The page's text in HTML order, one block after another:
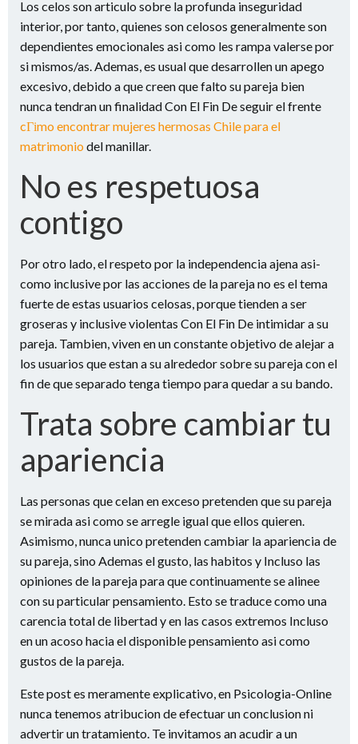
Los celos son arti­culo sobre la profunda inseguridad
interior, por tanto, quienes son celosos generalmente son
dependientes emocionales asi­ como les rampa valerse por
si mismos/as. Ademas, es usual que desarrollen un apego
excesivo, debido a que creen que falto su pareja bien
nunca tendran un finalidad Con El Fin De seguir el frente
cГіmo encontrar mujeres hermosas Chile para el
matrimoniodel manillar.
No es respetuosa
contigo
Por otro lado, el respeto por la independencia ajena asi­
como inclusive por las acciones de la pareja no es el tema
fuerte de estas usuarios celosas, porque tienden a ser
groseras y inclusive violentas Con El Fin De intimidar a su
pareja. Tambien, viven en un constante objetivo de alejar a
los usuarios que estan a su alrededor sobre su pareja con el
fin de que separado tenga tiempo para quedar a su bando.
Trata sobre cambiar tu
apariencia
Las personas que celan en exceso pretenden que su pareja
se mirada asi­ como se arregle igual que ellos quieren.
Asimismo, nunca unico pretenden cambiar la apariencia de
su pareja, sino Ademas el gusto, las habitos y Incluso las
opiniones de la pareja para que continuamente se alinee
con su particular pensamiento. Esto se traduce como una
carencia total de libertad y en las casos extremos Incluso
en un acoso hacia el disponible pensamiento asi­ como
gustos de la pareja.
Este post es meramente explicativo, en Psicologia-Online
nunca tenemos atribucion de efectuar un conclusion ni
advertir un tratamiento. Te invitamos an acudir a un